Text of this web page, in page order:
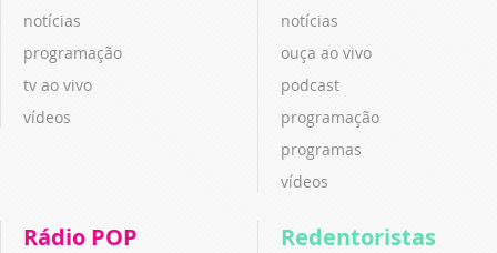
notícias
programação
tv ao vivo
vídeos
notícias
ouça ao vivo
podcast
programação
programas
vídeos
Rádio POP Redentoristas